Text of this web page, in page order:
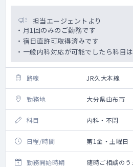
担当エージェントより
・月1回のみのご勤務です
・宿日直許可取得済みです
・一般内科対応が可能でしたら科目
路線 JR久大本線
勤務地 大分県由布市
科目 内科・不問
日程/時間 第1金・土曜日
勤務開始時期 随時ご相談のう